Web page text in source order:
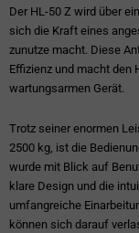
Der HL-50 Z wird über
sich die Kraft eines
zunutze macht. Diese
Effizienz und macht den
wartungsarmen Gerät.
Trotz seiner enormen
2500 kg, ist die
wurde mit Blick auf
klare Design und die
umfangreiche
können sich darauf